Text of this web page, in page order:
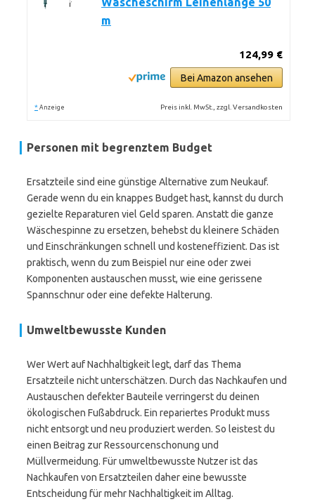
m
124,99 €
Bei Amazon ansehen
* Anzeige Preis inkl. MwSt., zzgl. Versandkosten
Personen mit begrenztem Budget
Ersatzteile sind eine günstige Alternative zum Neukauf.
Gerade wenn du ein knappes Budget hast, kannst du durch
gezielte Reparaturen viel Geld sparen. Anstatt die ganze
Wäschespinne zu ersetzen, behebst du kleinere Schäden
und Einschränkungen schnell und kosteneffizient. Das ist
praktisch, wenn du zum Beispiel nur eine oder zwei
Komponenten austauschen musst, wie eine gerissene
Spannschnur oder eine defekte Halterung.
Umweltbewusste Kunden
Wer Wert auf Nachhaltigkeit legt, darf das Thema
Ersatzteile nicht unterschätzen. Durch das Nachkaufen und
Austauschen defekter Bauteile verringerst du deinen
ökologischen Fußabdruck. Ein repariertes Produkt muss
nicht entsorgt und neu produziert werden. So leistest du
einen Beitrag zur Ressourcenschonung und
Müllvermeidung. Für umweltbewusste Nutzer ist das
Nachkaufen von Ersatzteilen daher eine bewusste
Entscheidung für mehr Nachhaltigkeit im Alltag.